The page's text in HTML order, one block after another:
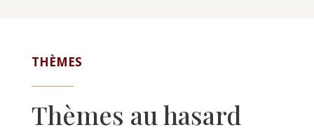
THÈMES
Thèmes au hasard